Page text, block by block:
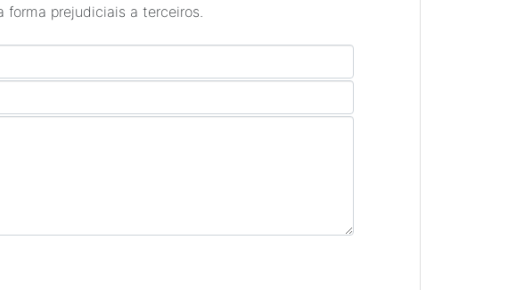
forma prejudiciais a terceiros.